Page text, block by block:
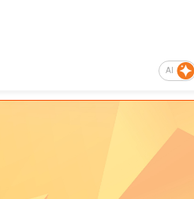
AI